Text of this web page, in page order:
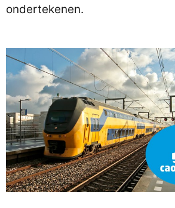
ondertekenen.